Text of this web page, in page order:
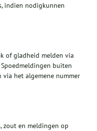
indien nodigkunnen
of gladheid melden via
buiten
het algemene nummer
zout en meldingen op